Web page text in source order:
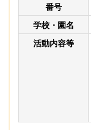
番号
学校・園名
活動内容等